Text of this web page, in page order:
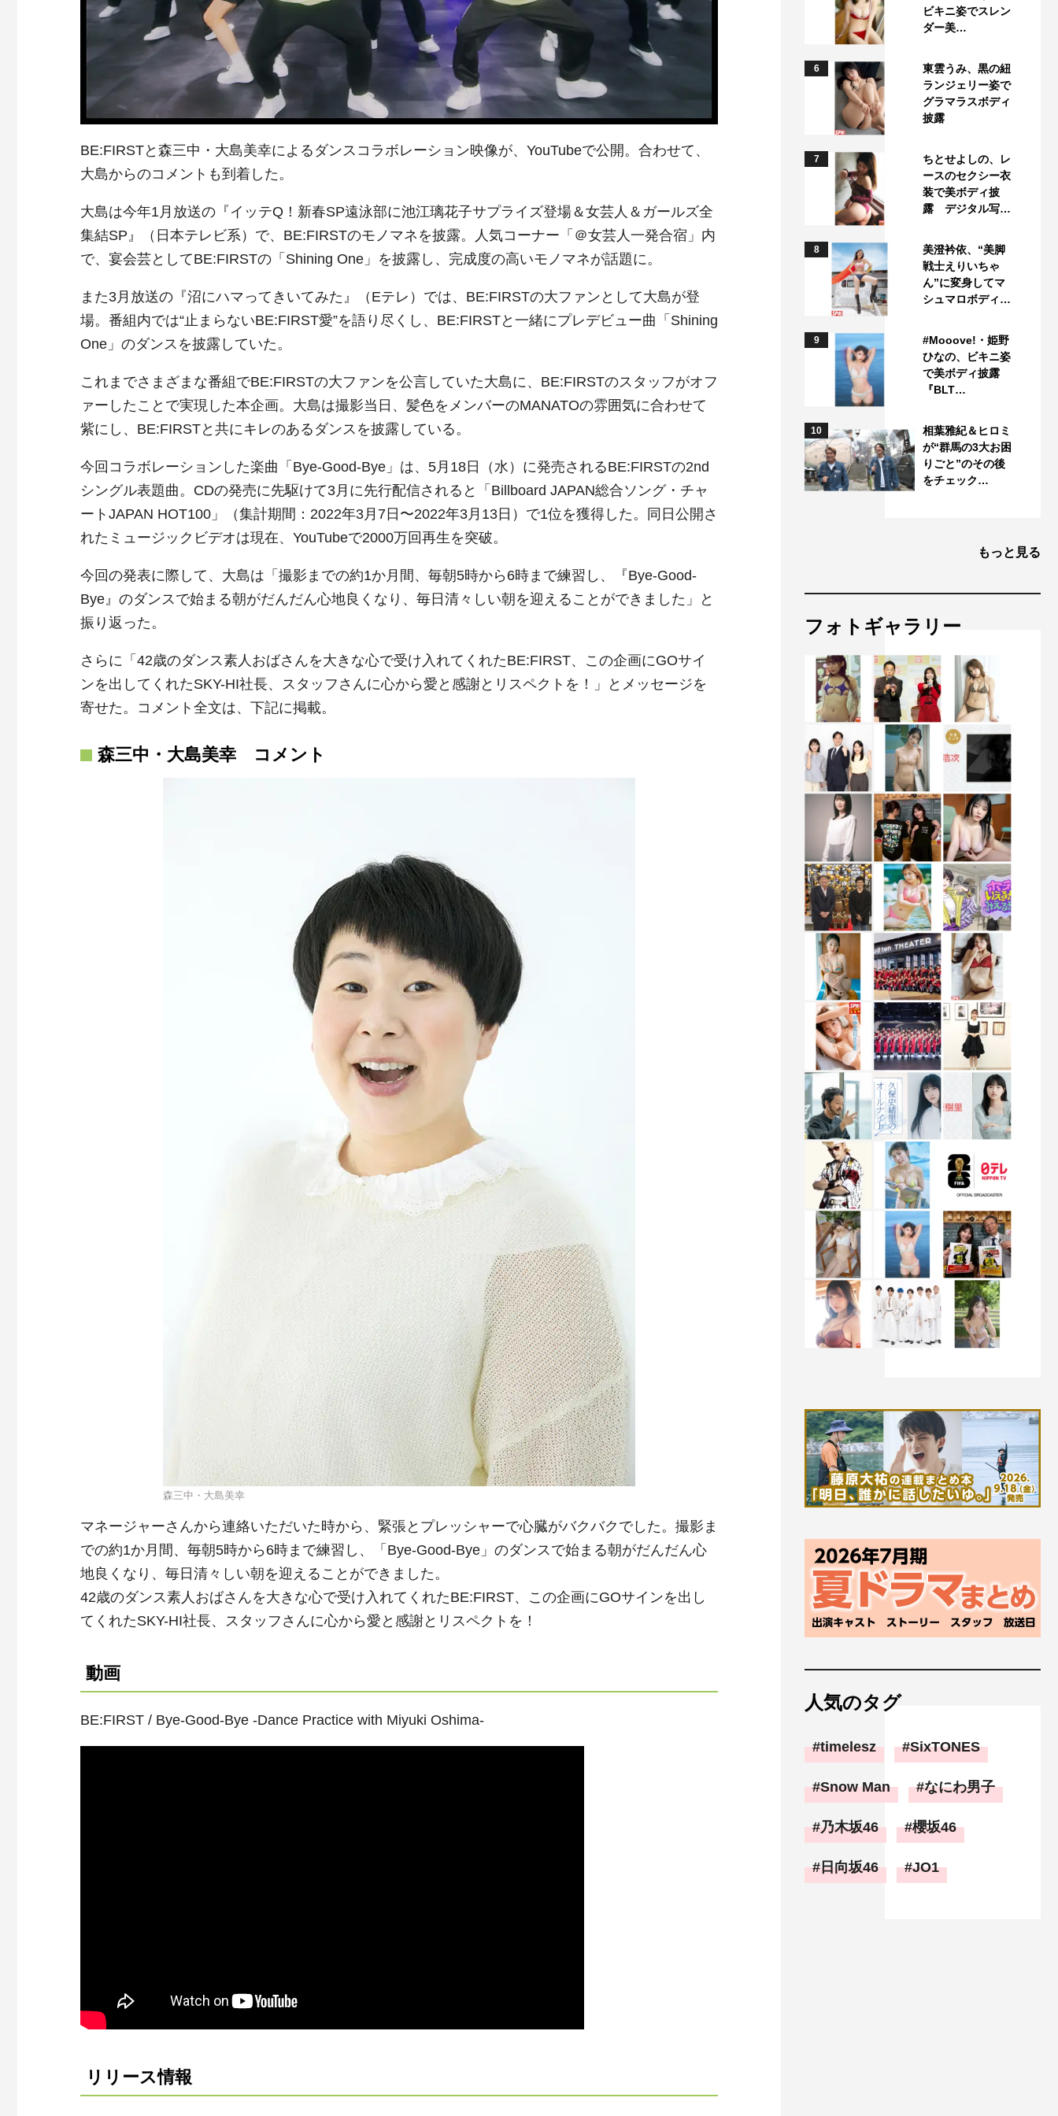
BE:FIRSTと森三中・大島美幸によるダンスコラボレーション映像が、YouTubeで公開。合わせて、
大島からのコメントも到着した。
大島は今年1月放送の『イッテQ！新春SP遠泳部に池江璃花子サプライズ登場＆女芸人＆ガールズ全
集結SP』（日本テレビ系）で、BE:FIRSTのモノマネを披露。人気コーナー「＠女芸人一発合宿」内
で、宴会芸としてBE:FIRSTの「Shining One」を披露し、完成度の高いモノマネが話題に。
また3月放送の『沼にハマってきいてみた』（Eテレ）では、BE:FIRSTの大ファンとして大島が登
場。番組内では“止まらないBE:FIRST愛”を語り尽くし、BE:FIRSTと一緒にプレデビュー曲「Shining
One」のダンスを披露していた。
これまでさまざまな番組でBE:FIRSTの大ファンを公言していた大島に、BE:FIRSTのスタッフがオフ
ァーしたことで実現した本企画。大島は撮影当日、髪色をメンバーのMANATOの雰囲気に合わせて
紫にし、BE:FIRSTと共にキレのあるダンスを披露している。
今回コラボレーションした楽曲「Bye-Good-Bye」は、5月18日（水）に発売されるBE:FIRSTの2nd
シングル表題曲。CDの発売に先駆けて3月に先行配信されると「Billboard JAPAN総合ソング・チャ
ートJAPAN HOT100」（集計期間：2022年3月7日〜2022年3月13日）で1位を獲得した。同日公開さ
れたミュージックビデオは現在、YouTubeで2000万回再生を突破。
今回の発表に際して、大島は「撮影までの約1か月間、毎朝5時から6時まで練習し、『Bye-Good-
Bye』のダンスで始まる朝がだんだん心地良くなり、毎日清々しい朝を迎えることができました」と
振り返った。
さらに「42歳のダンス素人おばさんを大きな心で受け入れてくれたBE:FIRST、この企画にGOサイ
ンを出してくれたSKY-HI社長、スタッフさんに心から愛と感謝とリスペクトを！」とメッセージを
寄せた。コメント全文は、下記に掲載。
森三中・大島美幸 コメント
森三中・大島美幸
マネージャーさんから連絡いただいた時から、緊張とプレッシャーで心臓がバクバクでした。撮影ま
での約1か月間、毎朝5時から6時まで練習し、「Bye-Good-Bye」のダンスで始まる朝がだんだん心
地良くなり、毎日清々しい朝を迎えることができました。
42歳のダンス素人おばさんを大きな心で受け入れてくれたBE:FIRST、この企画にGOサインを出し
てくれたSKY-HI社長、スタッフさんに心から愛と感謝とリスペクトを！
動画
BE:FIRST / Bye-Good-Bye -Dance Practice with Miyuki Oshima-
リリース情報
ビキニ姿でスレン
ダー美…
6
東雲うみ、黒の紐
ランジェリー姿で
グラマラスボディ
披露
7
ちとせよしの、レ
ースのセクシー衣
装で美ボディ披
露 デジタル写…
8
美澄衿依、“美脚
戦士えりいちゃ
ん”に変身してマ
シュマロボディ…
9
#Mooove!・姫野
ひなの、ビキニ姿
で美ボディ披露
『BLT…
10
相葉雅紀＆ヒロミ
が“群馬の3大お困
りごと”のその後
をチェック…
もっと見る
フォトギャラリー
人気のタグ
timelesz SixTONES
Snow Man なにわ男子
乃木坂46 櫻坂46
日向坂46 JO1